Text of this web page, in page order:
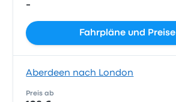
-
Fahrpläne und Preise
Aberdeen nach London
Preis ab